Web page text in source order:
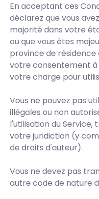
En acceptant ces
déclarez que vous
majorité dans votre
ou que vous êtes
province de résidence
votre consentement à
votre charge pour
Vous ne pouvez pas
illégales ou non
l'utilisation du Service,
votre juridiction (y
de droits d'auteur).
Vous ne devez pas
autre code de nature